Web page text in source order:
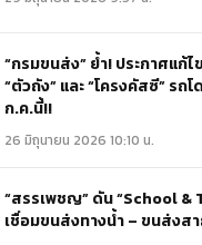
“กรมขนส่ง” ย้ำ! ประกาศแก้
“ตัวถัง” และ “โครงคัสซี” รถโ
ก.ค.นี้!!
26 มิถุนายน 2026 10:10 น.
“สรรเพชญ” ดัน “School &
เชื่อมขนส่งทางน้ำ – ขนส่งส